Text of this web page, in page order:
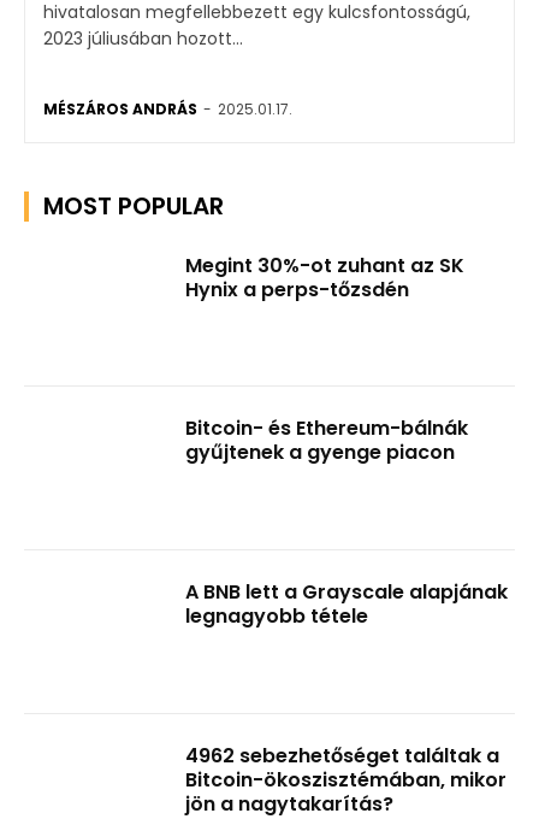
hivatalosan megfellebbezett egy kulcsfontosságú,
2023 júliusában hozott...
MÉSZÁROS ANDRÁS - 2025.01.17.
MOST POPULAR
Megint 30%-ot zuhant az SK
Hynix a perps-tőzsdén
Bitcoin- és Ethereum-bálnák
gyűjtenek a gyenge piacon
A BNB lett a Grayscale alapjának
legnagyobb tétele
4962 sebezhetőséget találtak a
Bitcoin-ökoszisztémában, mikor
jön a nagytakarítás?